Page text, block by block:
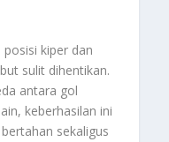
kiper dan
sulit dihentikan.
antara gol
keberhasilan ini
sekaligus